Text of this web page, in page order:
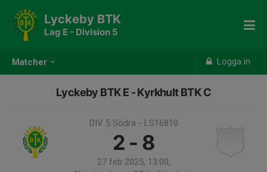
Matcher Logga in
Lyckeby BTK
Lag E - Division 5
Lyckeby BTK E - Kyrkhult BTK C
DIV 5 Södra - LS16810
2 - 8
27 feb 2025, 13:00,